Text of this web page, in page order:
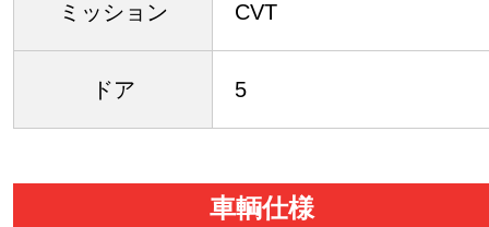
ミッション CVT
ドア 5
車輌仕様